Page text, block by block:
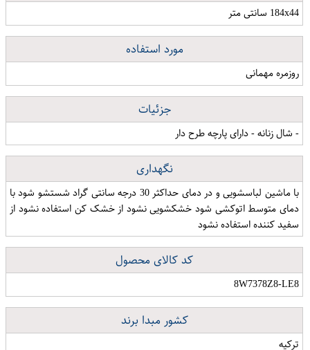
184x44 سانتی متر
مورد استفاده
روزمره مهمانی
جزئیات
- شال زنانه - دارای پارچه طرح دار
نگهداری
با ماشین لباسشویی و در دمای حداکثر 30 درجه سانتی گراد شستشو شود با
دمای متوسط اتوکشی شود خشکشویی نشود از خشک کن استفاده نشود از
سفید کننده استفاده نشود
کد کالای محصول
8W7378Z8-LE8
کشور مبدا برند
ترکیه